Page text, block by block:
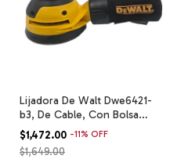
Lijadora De Walt Dwe6421-
b3, De Cable, Con Bolsa
Para Polvo Amarillo 50/60
Hz
$1,472.00 -11% OFF
$1,649.00